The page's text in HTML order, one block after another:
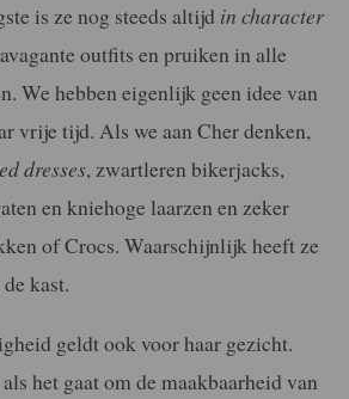
is ze nog steeds altijd in character
outfits en pruiken in alle
We hebben eigenlijk geen idee van
vrije tijd. Als we aan Cher denken,
dresses, zwartleren bikerjacks,
en kniehoge laarzen en zeker
of Crocs. Waarschijnlijk heeft ze
kast.
geldt ook voor haar gezicht.
het gaat om de maakbaarheid van